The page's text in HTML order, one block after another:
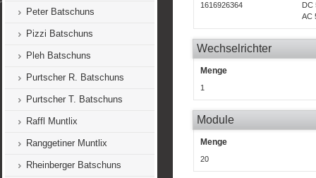
Peter Batschuns
Pizzi Batschuns
Pleh Batschuns
Purtscher R. Batschuns
Purtscher T. Batschuns
Raffl Muntlix
Ranggetiner Muntlix
Rheinberger Batschuns
1616926364
DC
AC
Wechselrichter
Menge
1
Module
Menge
20